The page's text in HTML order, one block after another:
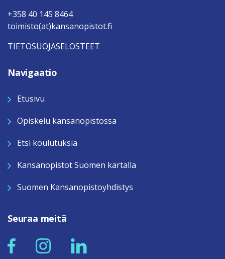
+358 40 145 8464
toimisto(at)kansanopistot.fi
TIETOSUOJASELOSTEET
Navigaatio
Etusivu
Opiskelu kansanopistossa
Etsi koulutuksia
Kansanopistot Suomen kartalla
Suomen Kansanopistoyhdistys
Seuraa meitä